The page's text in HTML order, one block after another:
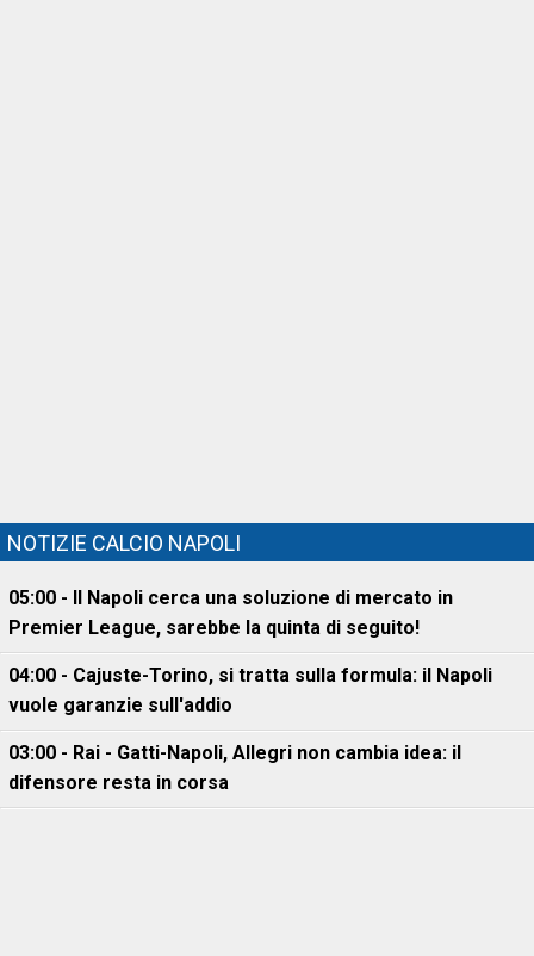
NOTIZIE CALCIO NAPOLI
05:00 - Il Napoli cerca una soluzione di mercato in
Premier League, sarebbe la quinta di seguito!
04:00 - Cajuste-Torino, si tratta sulla formula: il Napoli
vuole garanzie sull'addio
03:00 - Rai - Gatti-Napoli, Allegri non cambia idea: il
difensore resta in corsa